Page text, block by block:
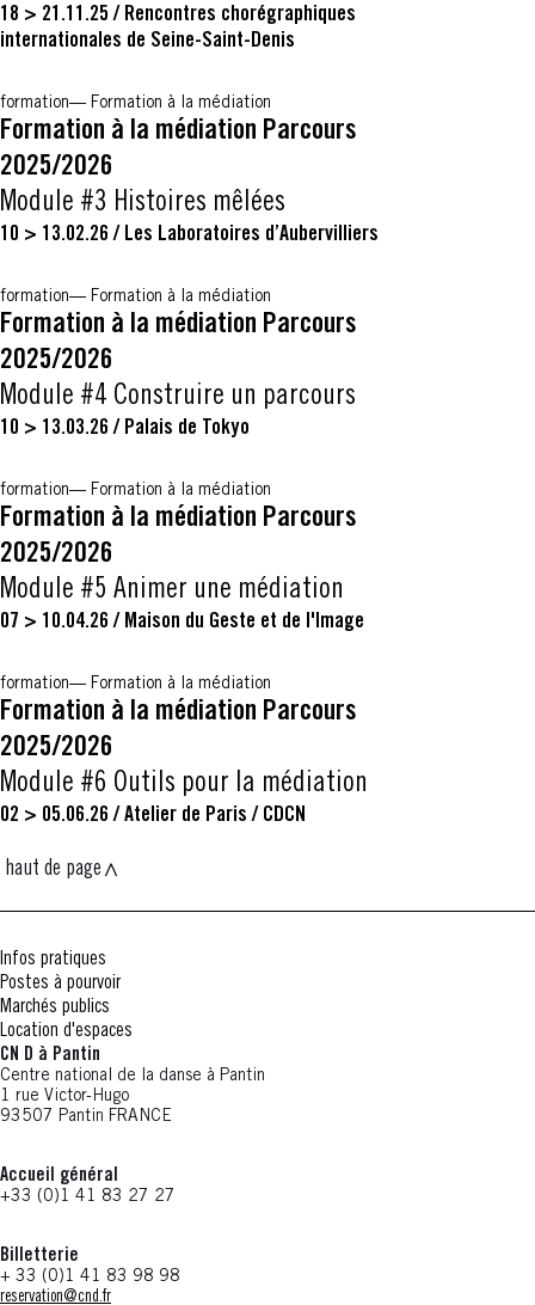
18 > 21.11.25 / Rencontres chorégraphiques
internationales de Seine-Saint-Denis
formation Formation à la médiation
Formation à la médiation Parcours
2025/2026
Module #3 Histoires mêlées
10 > 13.02.26 / Les Laboratoires d’Aubervilliers
formation Formation à la médiation
Formation à la médiation Parcours
2025/2026
Module #4 Construire un parcours
10 > 13.03.26 / Palais de Tokyo
formation Formation à la médiation
Formation à la médiation Parcours
2025/2026
Module #5 Animer une médiation
07 > 10.04.26 / Maison du Geste et de l'Image
formation Formation à la médiation
Formation à la médiation Parcours
2025/2026
Module #6 Outils pour la médiation
02 > 05.06.26 / Atelier de Paris / CDCN
haut de page
Infos pratiques
Postes à pourvoir
Marchés publics
Location d'espaces
CN D à Pantin
Centre national de la danse à Pantin
1 rue Victor-Hugo
93507 Pantin FRANCE
Accueil général
+33 (0)1 41 83 27 27
Billetterie
+ 33 (0)1 41 83 98 98
reservation@cnd.fr